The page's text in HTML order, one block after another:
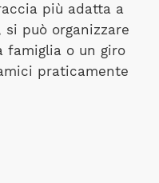
più adatta a
può organizzare
famiglia o un giro
praticamente